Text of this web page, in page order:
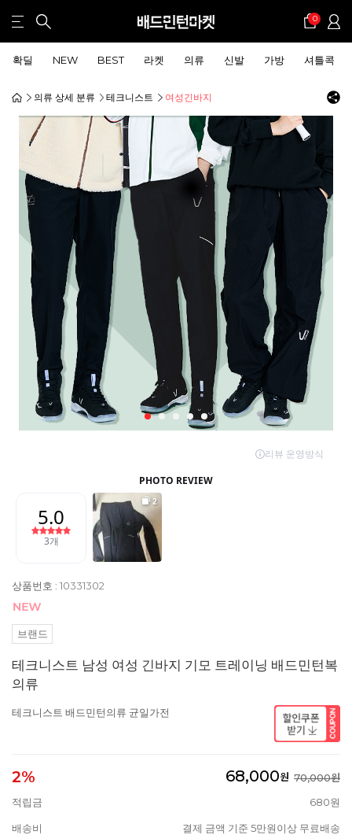
0
확딜 NEW BEST 라켓 의류 신발 가방 셔틀콕
의류 상세 분류 테크니스트 여성긴바지
상품번호 : 10331302
브랜드
테크니스트 남성 여성 긴바지 기모 트레이닝 배드민턴복
의류
테크니스트 배드민턴의류 균일가전
2% 68,000원 70,000원
적립금
680원
배송비 결제 금액 기준 5만원이상 무료배송